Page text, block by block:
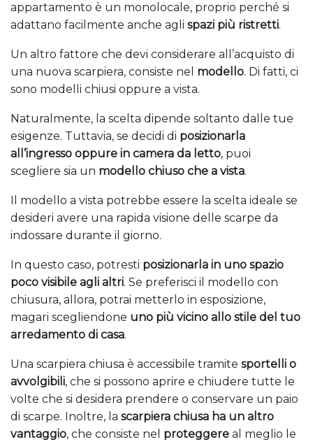
appartamento è un monolocale, proprio perché si
adattano facilmente anche agli spazi più ristretti.
Un altro fattore che devi considerare all’acquisto di
una nuova scarpiera, consiste nel modello. Di fatti, ci
sono modelli chiusi oppure a vista.
Naturalmente, la scelta dipende soltanto dalle tue
esigenze. Tuttavia, se decidi di posizionarla
all’ingresso oppure in camera da letto, puoi
scegliere sia un modello chiuso che a vista.
Il modello a vista potrebbe essere la scelta ideale se
desideri avere una rapida visione delle scarpe da
indossare durante il giorno.
In questo caso, potresti posizionarla in uno spazio
poco visibile agli altri. Se preferisci il modello con
chiusura, allora, potrai metterlo in esposizione,
magari scegliendone uno più vicino allo stile del tuo
arredamento di casa.
Una scarpiera chiusa è accessibile tramite sportelli o
avvolgibili, che si possono aprire e chiudere tutte le
volte che si desidera prendere o conservare un paio
di scarpe. Inoltre, la scarpiera chiusa ha un altro
vantaggio, che consiste nel proteggere al meglio le